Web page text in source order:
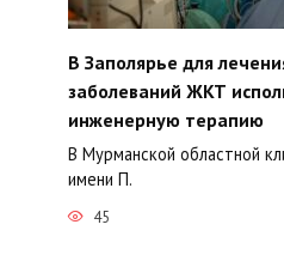
В Заполярье для
заболеваний ЖКТ
инженерную терапию
В Мурманской областной
имени П.
45